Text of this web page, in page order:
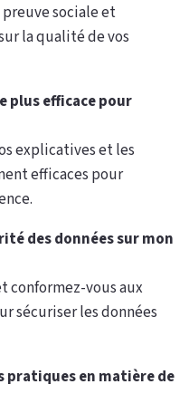
preuve sociale et
la qualité de vos
plus efficace pour
explicatives et les
efficaces pour
des données sur mon
conformez-vous aux
sécuriser les données
pratiques en matière de